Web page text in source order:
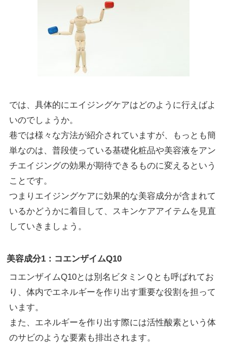
では、具体的にエイジングケアはどのように行えばよ
いのでしょうか。
巷では様々な方法が紹介されていますが、もっとも簡
単なのは、普段使っている基礎化粧品や美容液をアン
チエイジングの効果が期待できるものに変えるという
ことです。
つまりエイジングケアに効果的な美容成分が含まれて
いるかどうかに着目して、スキンケアアイテムを見直
していきましょう。
美容成分1：コエンザイムQ10
コエンザイムQ10とは別名ビタミンＱとも呼ばれてお
り、体内でエネルギーを作り出す重要な役割を担って
います。
また、エネルギーを作り出す際には活性酸素という体
のサビのような要素も排出されます。